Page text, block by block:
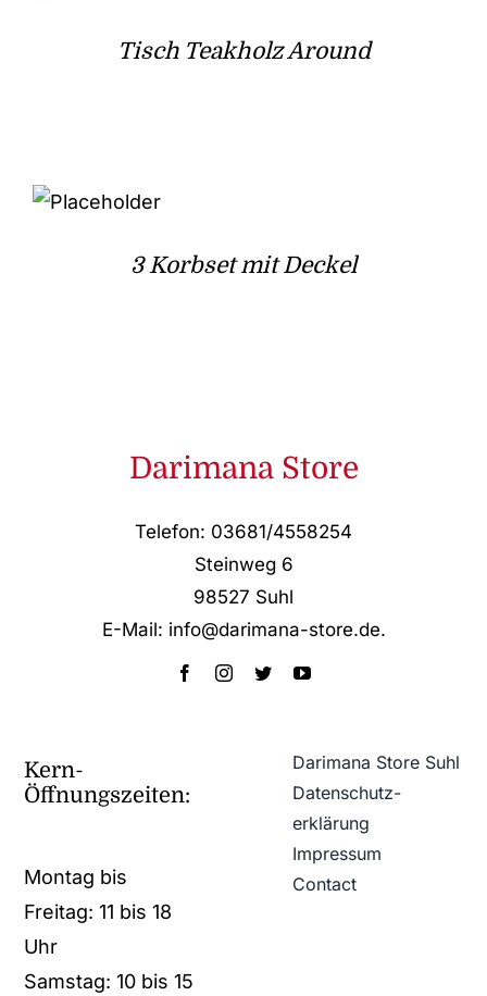
Tisch Teakholz Around
3 Korbset mit Deckel
Darimana Store
Telefon: 03681/4558254
Steinweg 6
98527 Suhl
E-Mail: info@darimana-store.de.
Kern-
Öffnungszeiten:
Montag bis
Freitag: 11 bis 18
Uhr
Samstag: 10 bis 15
Darimana Store Suhl
Datenschutz­
erklärung
Impressum
Contact